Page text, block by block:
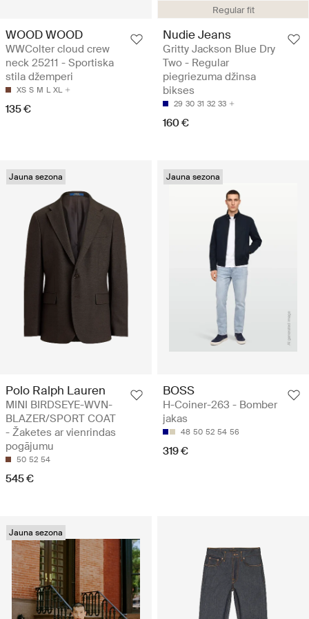
WOOD WOOD
WWColter cloud crew
neck 25211 - Sportiska
stila džemperi
XS S M L XL
135 €
Regular fit
Nudie Jeans
Gritty Jackson Blue Dry
Two - Regular
piegriezuma džinsa
bikses
29 30 31 32 33
160 €
Jauna sezona
Polo Ralph Lauren
MINI BIRDSEYE-WVN-
BLAZER/SPORT COAT
- Žaketes ar vienrindas
pogājumu
50 52 54
545 €
Jauna sezona
BOSS
H-Coiner-263 - Bomber
jakas
48 50 52 54 56
319 €
Jauna sezona